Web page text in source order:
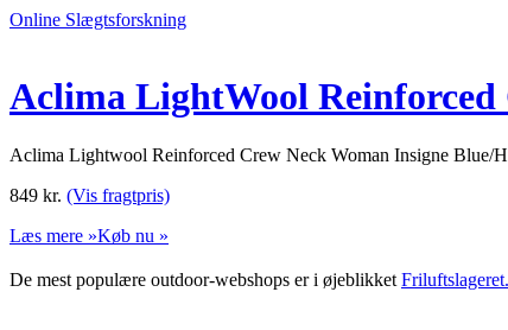
Online Slægtsforskning
Aclima LightWool
Aclima Lightwool Reinforced Crew Neck Woman Insigne Blue/
849 kr. (Vis fragtpris)
Læs mere »Køb nu »
De mest populære outdoor-webshops er i øjeblikket